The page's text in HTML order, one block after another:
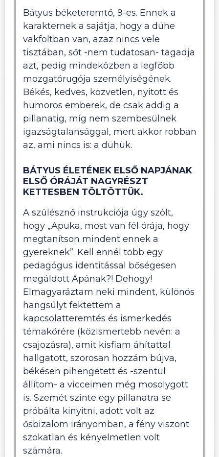
Bátyus béketeremtő, 9-es. Ennek a
karakternek a sajátja, hogy a dühe
vakfoltban van, azaz nincs vele
tisztában, sőt -nem tudatosan- tagadja
azt, pedig mindeközben a legfőbb
mozgatórugója személyiségének.
Békés, kedves, közvetlen, nyitott és
humoros emberek, de csak addig a
pillanatig, míg nem szembesülnek
igazságtalansággal, mert akkor robban
az, ami nincs is: a dühük.
BÁTYUS ÉLETÉNEK ELSŐ NAPJÁNAK
ELSŐ ÓRÁJÁT NAGYRÉSZT
KETTESBEN TÖLTÖTTÜK.
A szülésznő instrukciója úgy szólt,
hogy „Apuka, most van fél órája, hogy
megtanítson mindent ennek a
gyereknek”. Kell ennél több egy
pedagógus identitással bőségesen
megáldott Apának?! Dehogy!
Elmagyaráztam neki mindent, különös
hangsúlyt fektettem a
kapcsolatteremtés és ismerkedés
témakörére (közismertebb nevén: a
csajozásra), amit kisfiam áhítattal
hallgatott, szorosan hozzám bújva,
békésen pihengetett és -szentül
állítom- a vicceimen még mosolygott
is. Szemét szinte egy pillanatra se
próbálta kinyitni, adott volt az
ősbizalom irányomban, a fény viszont
szokatlan és kényelmetlen volt
számára.